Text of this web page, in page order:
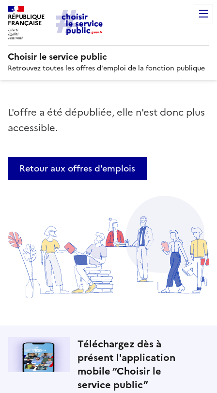
RÉPUBLIQUE
FRANÇAISE
Choisir le service public
Retrouvez toutes les offres d'emploi de la fonction publique
L'offre a été dépubliée, elle n'est donc plus
accessible.
Retour aux offres d'emplois
Téléchargez dès à
présent l'application
mobile “Choisir le
service public”